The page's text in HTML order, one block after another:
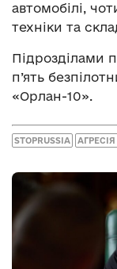
автомобілі,
техніки та
Підрозділами
п’ять
«Орлан-10».
STOPRUSSIA